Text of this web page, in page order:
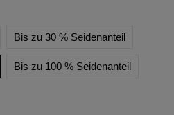
Bis zu 30 % Seidenanteil
Bis zu 100 % Seidenanteil